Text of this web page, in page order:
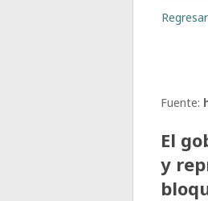
Fuente:
El
y